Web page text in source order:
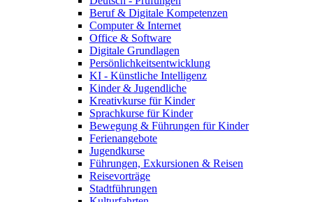
Beruf & Digitale Kompetenzen
Computer & Internet
Office & Software
Digitale Grundlagen
Persönlichkeitsentwicklung
KI - Künstliche Intelligenz
Kinder & Jugendliche
Kreativkurse für Kinder
Sprachkurse für Kinder
Bewegung & Führungen für Kinder
Ferienangebote
Jugendkurse
Führungen, Exkursionen & Reisen
Reisevorträge
Stadtführungen